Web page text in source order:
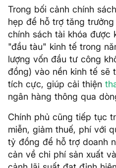
Trong bối cảnh chính
hẹp để hỗ trợ tăng
chính sách tài khóa được
"đầu tàu" kinh tế trong
lượng vốn đầu tư công
đồng) vào nền kinh tế sẽ
tích cực, giúp cải thiện
ngân hàng thông qua
Chính phủ cũng tiếp tục
miễn, giảm thuế, phí với
tỷ đồng để hỗ trợ doanh
cản về chi phí sản xuất